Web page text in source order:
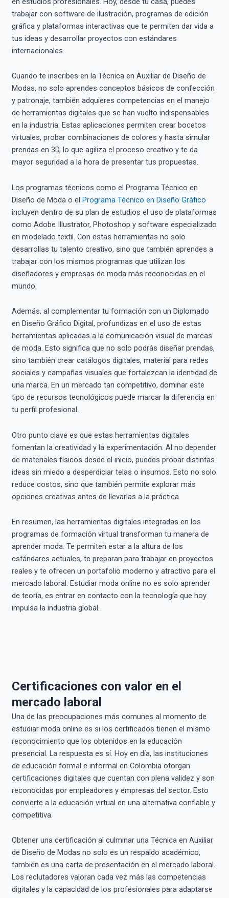
trabajar con software de ilustración, programas de edición
gráfica y plataformas interactivas que te permiten dar vida a
tus ideas y desarrollar proyectos con estándares
internacionales.
Cuando te inscribes en la Técnica en Auxiliar de Diseño de
Modas, no solo aprendes conceptos básicos de confección
y patronaje, también adquieres competencias en el manejo
de herramientas digitales que se han vuelto indispensables
en la industria. Estas aplicaciones permiten crear bocetos
virtuales, probar combinaciones de colores y hasta simular
prendas en 3D, lo que agiliza el proceso creativo y te da
mayor seguridad a la hora de presentar tus propuestas.
Los programas técnicos como el Programa Técnico en
Diseño de Moda o el Programa Técnico en Diseño Gráfico
incluyen dentro de su plan de estudios el uso de plataformas
como Adobe Illustrator, Photoshop y software especializado
en modelado textil. Con estas herramientas no solo
desarrollas tu talento creativo, sino que también aprendes a
trabajar con los mismos programas que utilizan los
diseñadores y empresas de moda más reconocidas en el
mundo.
Además, al complementar tu formación con un Diplomado
en Diseño Gráfico Digital, profundizas en el uso de estas
herramientas aplicadas a la comunicación visual de marcas
de moda. Esto significa que no solo podrás diseñar prendas,
sino también crear catálogos digitales, material para redes
sociales y campañas visuales que fortalezcan la identidad de
una marca. En un mercado tan competitivo, dominar este
tipo de recursos tecnológicos puede marcar la diferencia en
tu perfil profesional.
Otro punto clave es que estas herramientas digitales
fomentan la creatividad y la experimentación. Al no depender
de materiales físicos desde el inicio, puedes probar distintas
ideas sin miedo a desperdiciar telas o insumos. Esto no solo
reduce costos, sino que también permite explorar más
opciones creativas antes de llevarlas a la práctica.
En resumen, las herramientas digitales integradas en los
programas de formación virtual transforman tu manera de
aprender moda. Te permiten estar a la altura de los
estándares actuales, te preparan para trabajar en proyectos
reales y te ofrecen un portafolio moderno y atractivo para el
mercado laboral. Estudiar moda online no es solo aprender
de teoría, es entrar en contacto con la tecnología que hoy
impulsa la industria global.
Certificaciones con valor en el
mercado laboral
Una de las preocupaciones más comunes al momento de
estudiar moda online es si los certificados tienen el mismo
reconocimiento que los obtenidos en la educación
presencial. La respuesta es sí. Hoy en día, las instituciones
de educación formal e informal en Colombia otorgan
certificaciones digitales que cuentan con plena validez y son
reconocidas por empleadores y empresas del sector. Esto
convierte a la educación virtual en una alternativa confiable y
competitiva.
Obtener una certificación al culminar una Técnica en Auxiliar
de Diseño de Modas no solo es un respaldo académico,
también es una carta de presentación en el mercado laboral.
Los reclutadores valoran cada vez más las competencias
digitales y la capacidad de los profesionales para adaptarse